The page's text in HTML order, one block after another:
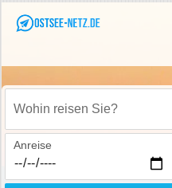
Wohin reisen Sie?
Anreise